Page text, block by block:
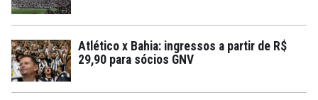
Atlético x Bahia: ingressos a partir de R$
29,90 para sócios GNV